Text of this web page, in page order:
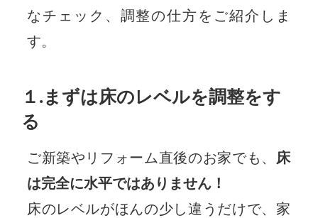
なチェック、調整の仕方をご紹介しま
す。
１.まずは床のレベルを調整をす
る
ご新築やリフォーム直後のお家でも、 床
は完全に水平ではありません！
床のレベルがほんの少し違うだけで、家